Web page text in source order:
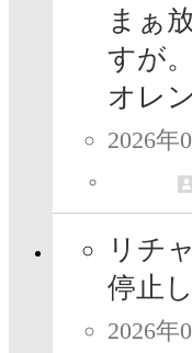
まぁ
すが
オレ
2026年
リチ
停止
2026年